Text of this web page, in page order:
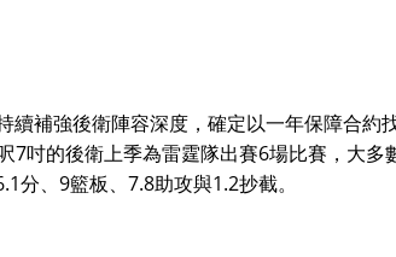
續補強後衛陣容深度，確定以一年保障合約
7吋的後衛上季為雷霆隊出賽6場比賽，大多
分、9籃板、7.8助攻與1.2抄截。